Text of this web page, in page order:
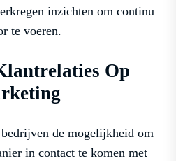
inzichten om continu
te voeren.
Op
de mogelijkheid om
in contact te komen met